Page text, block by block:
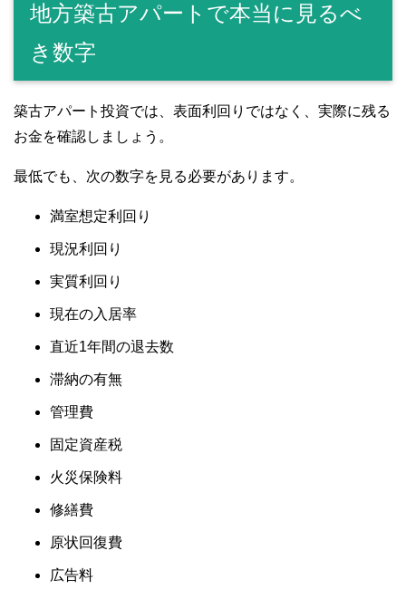
地方築古アパートで本当に見るべ
き数字
築古アパート投資では、表面利回りではなく、実際に残る
お金を確認しましょう。
最低でも、次の数字を見る必要があります。
満室想定利回り
現況利回り
実質利回り
現在の入居率
直近1年間の退去数
滞納の有無
管理費
固定資産税
火災保険料
修繕費
原状回復費
広告料